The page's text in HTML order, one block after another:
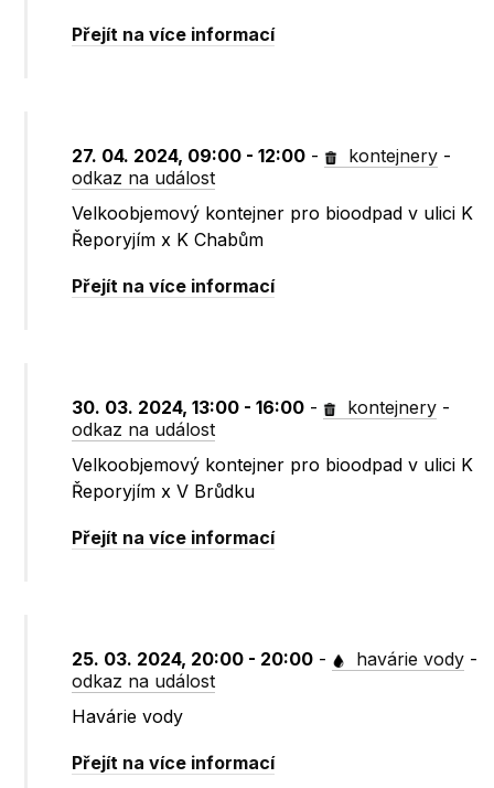
Přejít na více informací
27. 04. 2024, 09:00 - 12:00 - kontejnery -
odkaz na událost
Velkoobjemový kontejner pro bioodpad v ulici K
Řeporyjím x K Chabům
Přejít na více informací
30. 03. 2024, 13:00 - 16:00 - kontejnery -
odkaz na událost
Velkoobjemový kontejner pro bioodpad v ulici K
Řeporyjím x V Brůdku
Přejít na více informací
25. 03. 2024, 20:00 - 20:00 - havárie vody -
odkaz na událost
Havárie vody
Přejít na více informací